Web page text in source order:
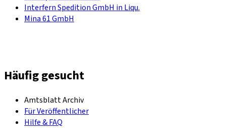
Interfern Spedition GmbH in Liqu.
Mina 61 GmbH
Häufig gesucht
Amtsblatt Archiv
Für Veröffentlicher
Hilfe & FAQ